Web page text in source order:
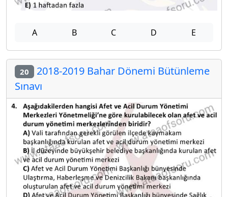
A B C D E
20 2018-2019 Bahar Dönemi Bütünleme
Sınavı